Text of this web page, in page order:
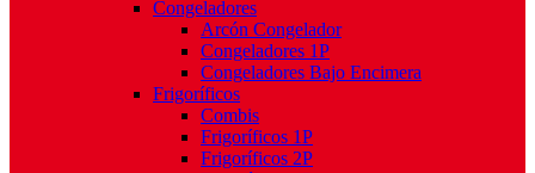
Congeladores
Arcón Congelador
Congeladores 1P
Congeladores Bajo Encimera
Frigoríficos
Combis
Frigoríficos 1P
Frigoríficos 2P